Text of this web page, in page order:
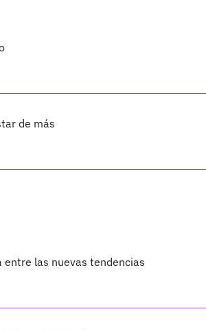
de más
las nuevas tendencias